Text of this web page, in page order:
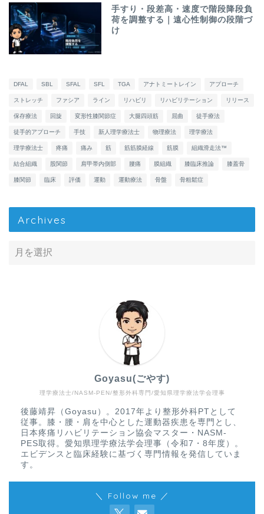
手すり・段差高・速度で階段降段負
荷を調整する｜遠心性制御の段階づ
け
DFAL SBL SFAL SFL TGA アナトミートレイン アプローチ
ストレッチ ファシア ライン リハビリ リハビリテーション リリース
保存療法 回旋 変形性膝関節症 大腿四頭筋 屈曲 徒手療法
徒手的アプローチ 手技 新人理学療法士 物理療法 理学療法
理学療法士 疼痛 痛み 筋 筋筋膜経線 筋膜 組織滑走法™
結合組織 股関節 肩甲帯内側部 腰痛 膜組織 膝臨床推論 膝蓋骨
膝関節 臨床 評価 運動 運動療法 骨盤 骨粗鬆症
Archives
理学療法士/NASM-PEN/整形外科専門/愛知県理学療法学会理事
Goyasu(ごやす)
後藤靖昇（Goyasu）。2017年より整形外科PTとして
従事。膝・腰・肩を中心とした運動器疾患を専門とし、
日本疼痛リハビリテーション協会マスター・NASM-
PES取得。愛知県理学療法学会理事（令和7・8年度）。
エビデンスと臨床経験に基づく専門情報を発信していま
す。
＼ Follow me ／
疾患から探す
リハビリテーション